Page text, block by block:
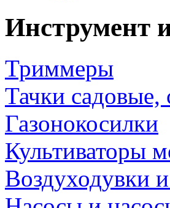
Инструмент
Триммеры
Тачки садовые,
Газонокосилки
Культиваторы
Воздуходувки